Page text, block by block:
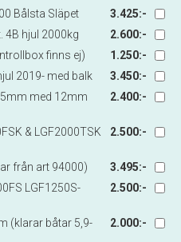
Bålsta Släpet
3.425:-
4B hjul 2000kg
2.600:-
finns ej)
1.250:-
2019- med balk
3.450:-
med 12mm
2.400:-
& LGF2000TSK
2.500:-
från art 94000)
3.495:-
LGF1250S-
2.500:-
(klarar båtar 5,9-
2.000:-